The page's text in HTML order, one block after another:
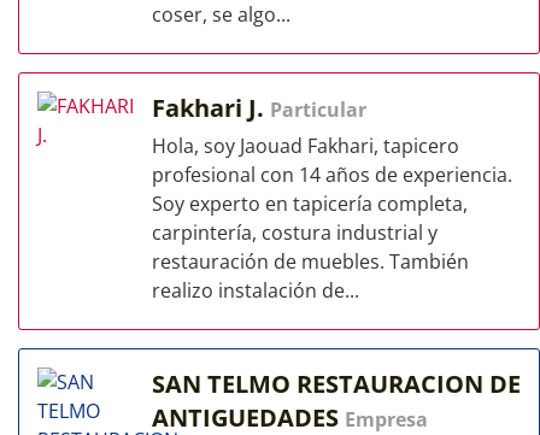
coser, se algo...
Fakhari J. Particular
Hola, soy Jaouad Fakhari, tapicero
profesional con 14 años de experiencia.
Soy experto en tapicería completa,
carpintería, costura industrial y
restauración de muebles. También
realizo instalación de...
SAN TELMO RESTAURACION DE
ANTIGUEDADES Empresa